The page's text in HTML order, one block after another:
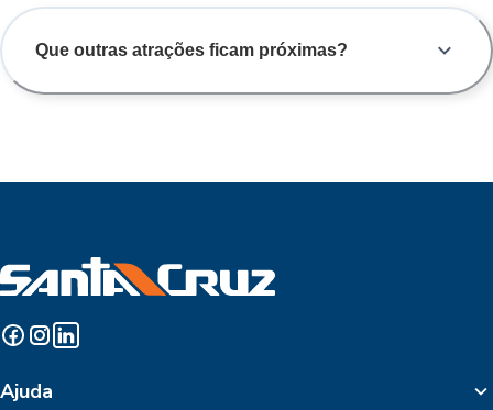
Que outras atrações ficam próximas?
Ajuda